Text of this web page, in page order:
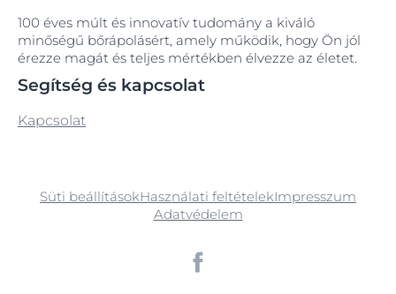
100 éves múlt és innovatív tudomány a kiváló
minőségű bőrápolásért, amely működik, hogy Ön jól
érezze magát és teljes mértékben élvezze az életet.
Segítség és kapcsolat
Kapcsolat
Süti beállításokHasználati feltételekImpresszum
Adatvédelem